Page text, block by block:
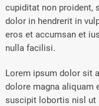
cupiditat non proident,
dolor in hendrerit in
eros et accumsan et
nulla facilisi.
Lorem ipsum dolor sit
dolore magna aliquam
suscipit lobortis nisl ut